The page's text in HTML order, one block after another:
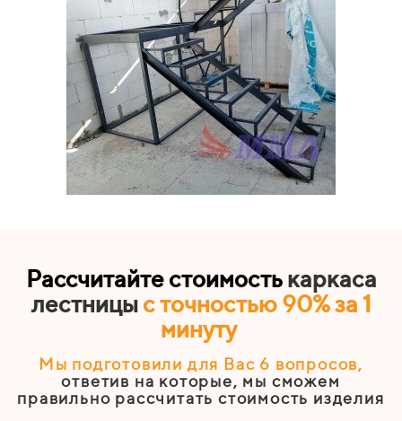
Рассчитайте стоимостькаркаса
лестницыс точностью 90% за 1
минуту
Мы подготовили для Вас 6 вопросов,
ответив на которые, мы сможем
правильно рассчитать стоимость изделия